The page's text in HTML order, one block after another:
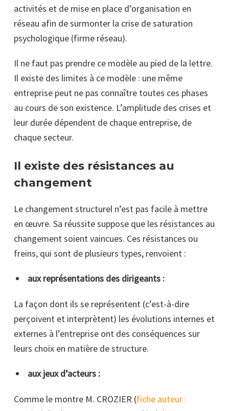
activités et de mise en place d’organisation en
réseau afin de surmonter la crise de saturation
psychologique (firme réseau).
Il ne faut pas prendre ce modèle au pied de la lettre.
Il existe des limites à ce modèle : une même
entreprise peut ne pas connaître toutes ces phases
au cours de son existence. L’amplitude des crises et
leur durée dépendent de chaque entreprise, de
chaque secteur.
Il existe des résistances au
changement
Le changement structurel n’est pas facile à mettre
en œuvre. Sa réussite suppose que les résistances au
changement soient vaincues. Ces résistances ou
freins, qui sont de plusieurs types, renvoient :
aux représentations des dirigeants :
La façon dont ils se représentent (c’est-à-dire
perçoivent et interprètent) les évolutions internes et
externes à l’entreprise ont des conséquences sur
leurs choix en matière de structure.
aux jeux d’acteurs :
Comme le montre M. CROZIER (fiche auteur :